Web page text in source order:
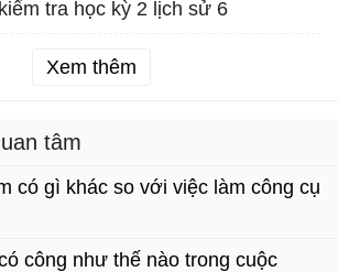
tra học kỳ 2 lịch sử 6
Xem thêm
tâm
có gì khác so với việc làm công cụ
công như thế nào trong cuộc